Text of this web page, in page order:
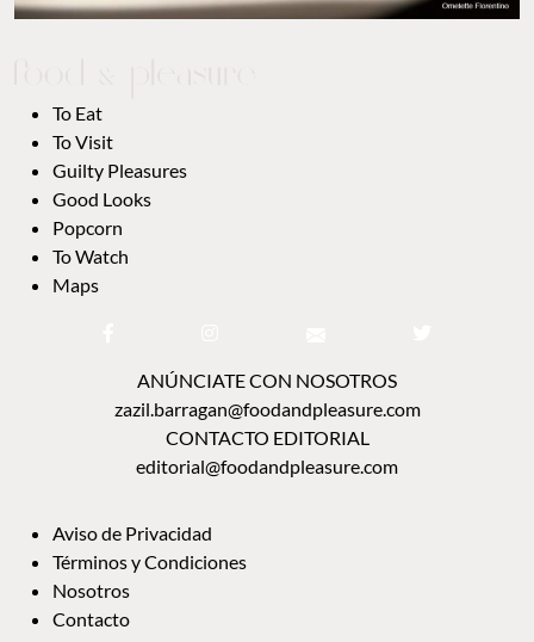
To Eat
To Visit
Guilty Pleasures
Good Looks
Popcorn
To Watch
Maps
ANÚNCIATE CON NOSOTROS
zazil.barragan@foodandpleasure.com
CONTACTO EDITORIAL
editorial@foodandpleasure.com
Aviso de Privacidad
Términos y Condiciones
Nosotros
Contacto